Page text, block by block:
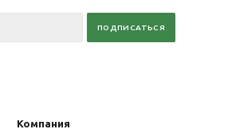
Компания